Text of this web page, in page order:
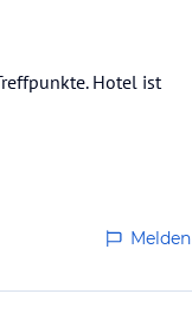
Hotel ist
Melden